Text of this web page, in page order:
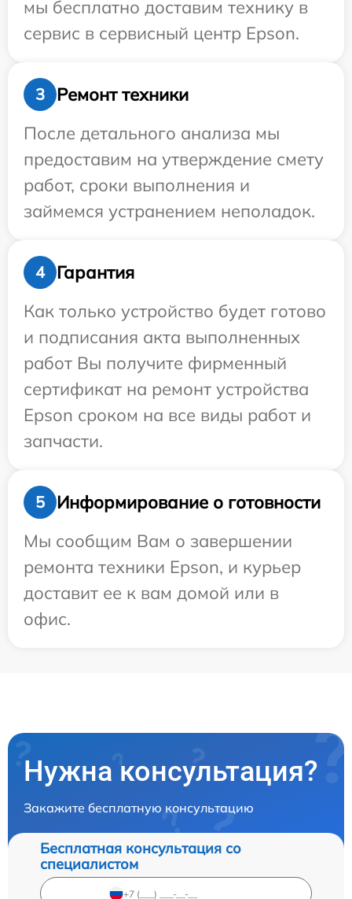
мы бесплатно доставим технику в
сервис в сервисный центр Epson.
3
Ремонт техники
После детального анализа мы
предоставим на утверждение смету
работ, сроки выполнения и
займемся устранением неполадок.
4
Гарантия
Как только устройство будет готово
и подписания акта выполненных
работ Вы получите фирменный
сертификат на ремонт устройства
Epson сроком на все виды работ и
запчасти.
5
Информирование о готовности
Мы сообщим Вам о завершении
ремонта техники Epson, и курьер
доставит ее к вам домой или в
офис.
Нужна консультация?
Закажите бесплатную консультацию
Бесплатная консультация со
специалистом